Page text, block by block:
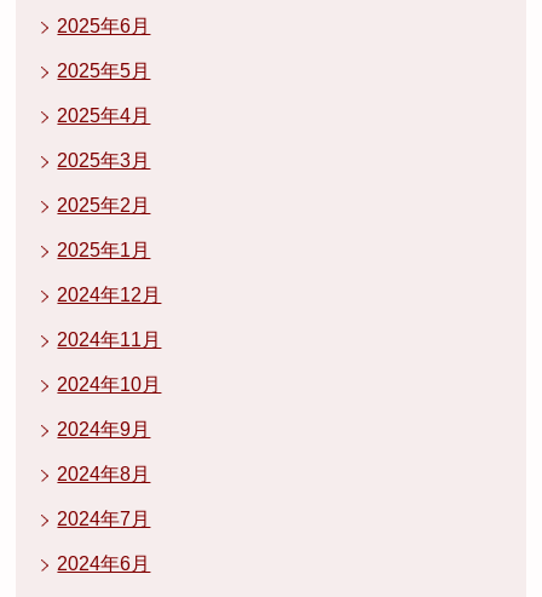
2025年6月
2025年5月
2025年4月
2025年3月
2025年2月
2025年1月
2024年12月
2024年11月
2024年10月
2024年9月
2024年8月
2024年7月
2024年6月